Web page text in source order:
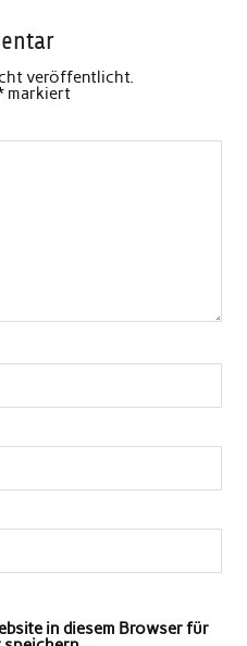
veröffentlicht.
markiert
in diesem Browser für